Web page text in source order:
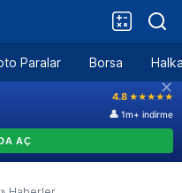
Paralar Borsa